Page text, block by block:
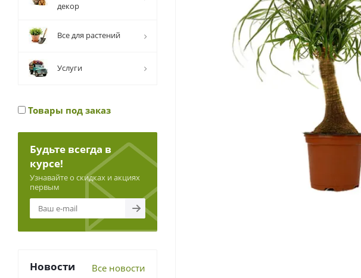
декор
Все для растений
Услуги
Товары под заказ
Будьте всегда в
курсе!
Узнавайте о скидках и акциях
первым
Новости Все новости